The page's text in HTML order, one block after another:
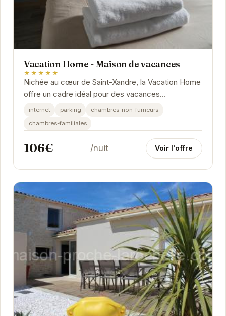
Vacation Home - Maison de vacances
★★★★★
Nichée au cœur de Saint-Xandre, la Vacation Home
offre un cadre idéal pour des vacances
reposantes. Avec ses équipements modernes et
internet parking
chambres-non-fumeurs
chambres-familiales
106€ /nuit Voir l'offre